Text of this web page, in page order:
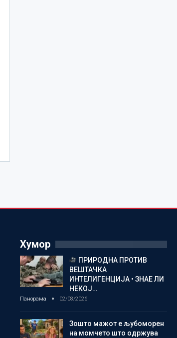
Хумор
ПРИРОДНА ПРОТИВ
ВЕШТАЧКА
ИНТЕЛИГЕНЦИЈА • ЗНАЕ ЛИ
НЕКОЈ…
Панорама 02/08/2026
Зошто мажот е љубоморен
на момчето што одржува